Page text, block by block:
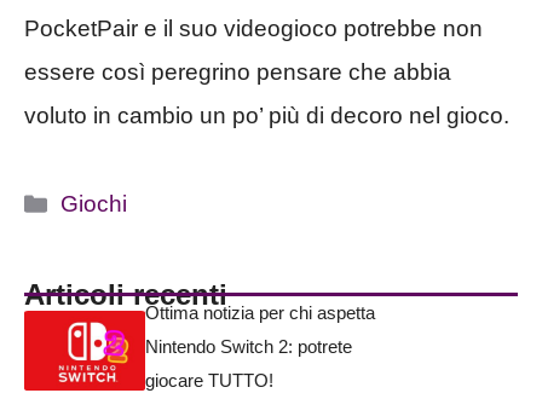
PocketPair e il suo videogioco potrebbe non
essere così peregrino pensare che abbia
voluto in cambio un po’ più di decoro nel gioco.
Categorie
Giochi
Articoli recenti
Ottima notizia per chi aspetta
Nintendo Switch 2: potrete
giocare TUTTO!